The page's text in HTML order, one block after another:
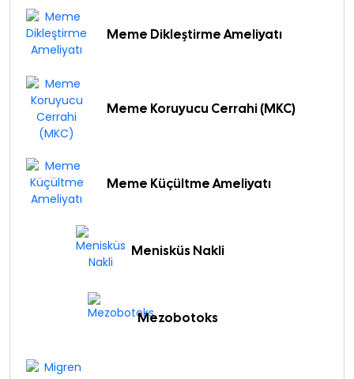
Meme Dikleştirme Ameliyatı
Meme Koruyucu Cerrahi (MKC)
Meme Küçültme Ameliyatı
Menisküs Nakli
Mezobotoks